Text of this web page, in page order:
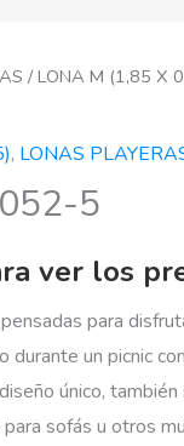
/LONA M (1,85 X
, LONAS
5
ver los
para
durante un picnic
único,
para sofás u otros